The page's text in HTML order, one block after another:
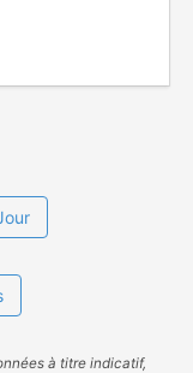
à titre indicatif,